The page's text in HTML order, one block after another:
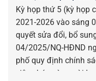
Kỳ họp thứ 5 (kỳ họp
2021-2026 vào sáng
quyết sửa đổi, bổ
04/2025/NQ-HĐND
phố quy định chính
viên chức và người